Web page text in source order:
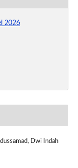
2026
Dwi Indah